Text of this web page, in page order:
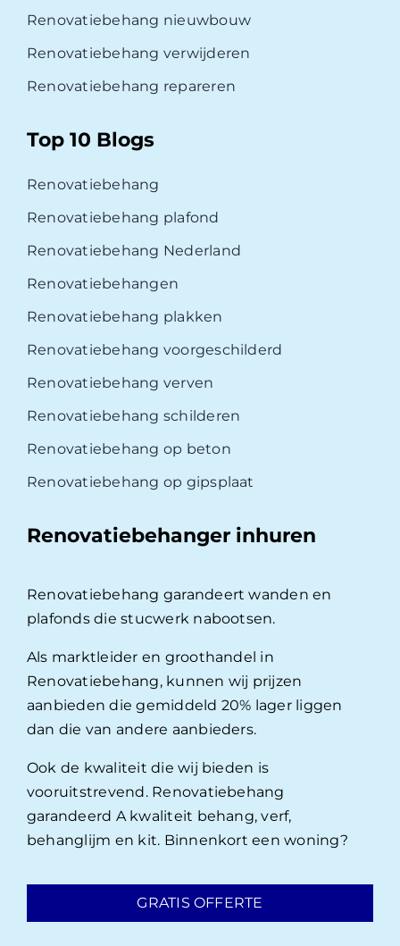
Renovatiebehang nieuwbouw
Renovatiebehang verwijderen
Renovatiebehang repareren
Top 10 Blogs
Renovatiebehang
Renovatiebehang plafond
Renovatiebehang Nederland
Renovatiebehangen
Renovatiebehang plakken
Renovatiebehang voorgeschilderd
Renovatiebehang verven
Renovatiebehang schilderen
Renovatiebehang op beton
Renovatiebehang op gipsplaat
Renovatiebehanger inhuren
Renovatiebehang garandeert wanden en
plafonds die stucwerk nabootsen.
Als marktleider en groothandel in
Renovatiebehang, kunnen wij prijzen
aanbieden die gemiddeld 20% lager liggen
dan die van andere aanbieders.
Ook de kwaliteit die wij bieden is
vooruitstrevend. Renovatiebehang
garandeerd A kwaliteit behang, verf,
behanglijm en kit. Binnenkort een woning?
GRATIS OFFERTE